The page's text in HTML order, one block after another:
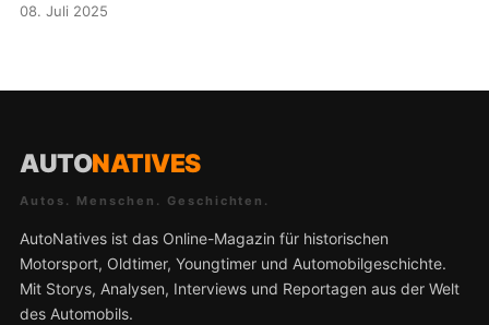
08. Juli 2025
AUTONATIVES
Autos. Menschen. Geschichten.
AutoNatives ist das Online-Magazin für historischen
Motorsport, Oldtimer, Youngtimer und Automobilgeschichte.
Mit Storys, Analysen, Interviews und Reportagen aus der Welt
des Automobils.